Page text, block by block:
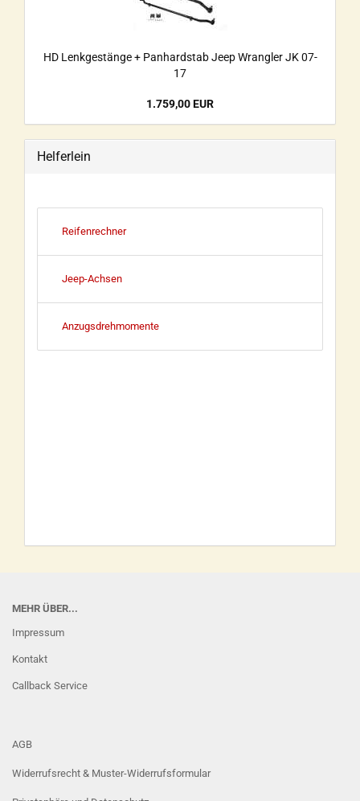
HD Lenkgestänge + Panhardstab Jeep Wrangler JK 07-
17
1.759,00 EUR
Helferlein
Reifenrechner
Jeep-Achsen
Anzugsdrehmomente
MEHR ÜBER...
Impressum
Kontakt
Callback Service
AGB
Widerrufsrecht & Muster-Widerrufsformular